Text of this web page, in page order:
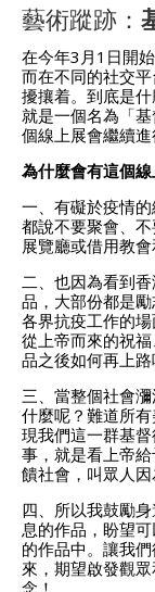
藝術蹤跡：
在今年3月1日開
而在不同的社交
擾攘着。到底是
就是一個名為「
個線上展會繼續
為什麼會有這個線
一、有礙於疫情
都說不要聚會、
展覽廳或借用教會
二、也因為看到
品，大部份都是
各界抗疫工作的
從上帝而來的祝
品之後如何再上路
三、當整個社會
什麼呢？難道所
現我們這一群基
事，就是看上帝
饋社會，叫眾人因
四、所以我鼓勵
息的作品，盼望
的作品中。讓我
來，期望啟發觀
念！